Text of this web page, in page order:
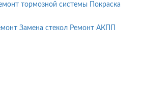
тормозной системы
Покраска
Замена стекол Ремонт АКПП